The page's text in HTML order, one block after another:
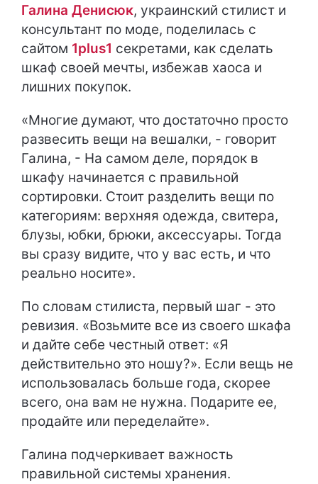
Галина Денисюк, украинский стилист и
консультант по моде, поделилась с
сайтом 1plus1 секретами, как сделать
шкаф своей мечты, избежав хаоса и
лишних покупок.
«Многие думают, что достаточно просто
развесить вещи на вешалки, - говорит
Галина, - На самом деле, порядок в
шкафу начинается с правильной
сортировки. Стоит разделить вещи по
категориям: верхняя одежда, свитера,
блузы, юбки, брюки, аксессуары. Тогда
вы сразу видите, что у вас есть, и что
реально носите».
По словам стилиста, первый шаг - это
ревизия. «Возьмите все из своего шкафа
и дайте себе честный ответ: «Я
действительно это ношу?». Если вещь не
использовалась больше года, скорее
всего, она вам не нужна. Подарите ее,
продайте или переделайте».
Галина подчеркивает важность
правильной системы хранения.